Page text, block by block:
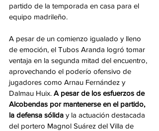
partido de la temporada en casa para el
equipo madrileño.
A pesar de un comienzo igualado y lleno
de emoción, el Tubos Aranda logró tomar
ventaja en la segunda mitad del encuentro,
aprovechando el poderío ofensivo de
jugadores como Arnau Fernández y
Dalmau Huix. A pesar de los esfuerzos de
Alcobendas por mantenerse en el partido,
la defensa sólida y la actuación destacada
del portero Magnol Suárez del Villa de